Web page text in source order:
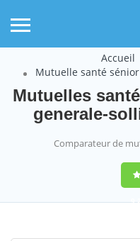
Accueil
Mutuelle santé
Mutuelles
generale-
Comparateur de